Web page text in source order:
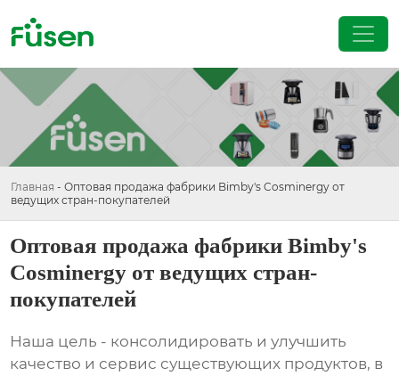
Главная - Оптовая продажа фабрики Bimby's Cosminergy от
ведущих стран-покупателей
Оптовая продажа фабрики Bimby's
Cosminergy от ведущих стран-
покупателей
Наша цель - консолидировать и улучшить
качество и сервис существующих продуктов, в